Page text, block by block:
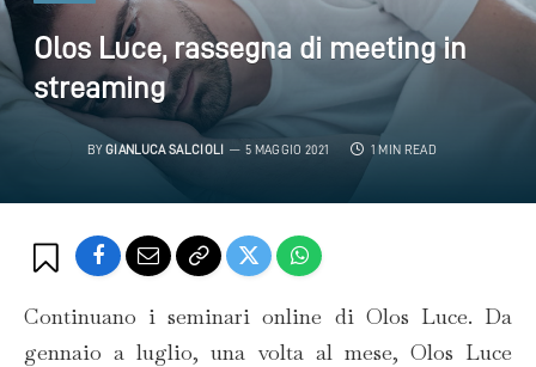
Olos Luce, rassegna di meeting in
streaming
BY GIANLUCA SALCIOLI 5 MAGGIO 2021 1 MIN READ
Continuano i seminari online di Olos Luce. Da
gennaio a luglio, una volta al mese, Olos Luce